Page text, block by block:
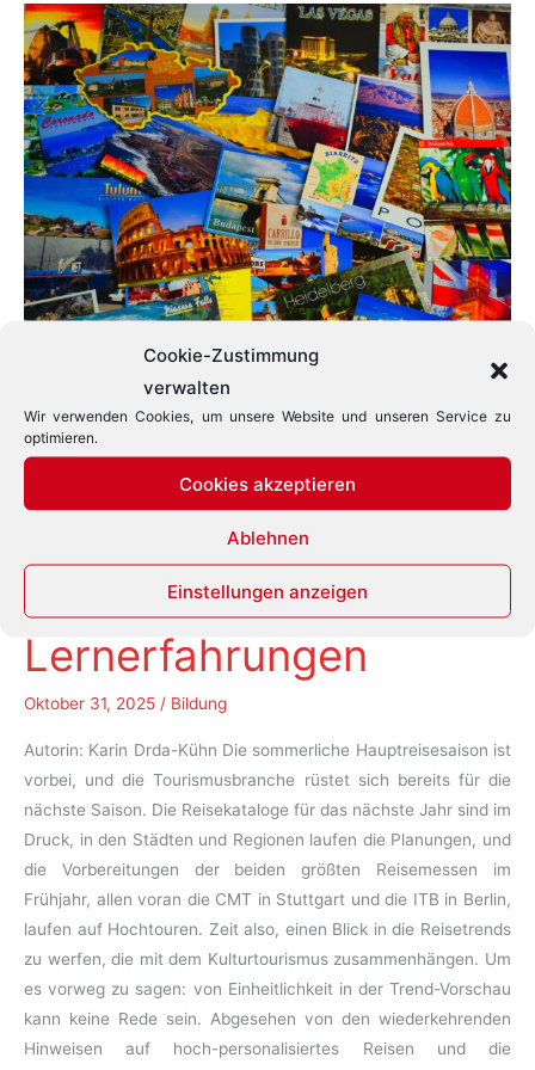
Cookie-Zustimmung
verwalten
Wir verwenden Cookies, um unsere Website und unseren Service zu
optimieren.
Cookies akzeptieren
Ablehnen
Einstellungen anzeigen
Kulturtourismus Trends
2026 – Kulturerbe aktiv
erleben und neue
Lernerfahrungen
Oktober 31, 2025 / Bildung
Autorin: Karin Drda-Kühn Die sommerliche Hauptreisesaison ist
vorbei, und die Tourismusbranche rüstet sich bereits für die
nächste Saison. Die Reisekataloge für das nächste Jahr sind im
Druck, in den Städten und Regionen laufen die Planungen, und
die Vorbereitungen der beiden größten Reisemessen im
Frühjahr, allen voran die CMT in Stuttgart und die ITB in Berlin,
laufen auf Hochtouren. Zeit also, einen Blick in die Reisetrends
zu werfen, die mit dem Kulturtourismus zusammenhängen. Um
es vorweg zu sagen: von Einheitlichkeit in der Trend-Vorschau
kann keine Rede sein. Abgesehen von den wiederkehrenden
Hinweisen auf hoch-personalisiertes Reisen und die